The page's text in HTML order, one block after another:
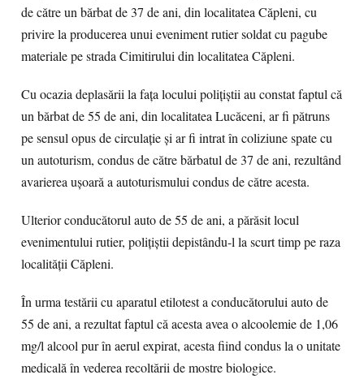
de către un bărbat de 37 de ani, din localitatea Căpleni, cu
privire la producerea unui eveniment rutier soldat cu pagube
materiale pe strada Cimitirului din localitatea Căpleni.
Cu ocazia deplasării la fața locului polițiștii au constat faptul că
un bărbat de 55 de ani, din localitatea Lucăceni, ar fi pătruns
pe sensul opus de circulație și ar fi intrat în coliziune spate cu
un autoturism, condus de către bărbatul de 37 de ani, rezultând
avarierea ușoară a autoturismului condus de către acesta.
Ulterior conducătorul auto de 55 de ani, a părăsit locul
evenimentului rutier, polițiștii depistându-l la scurt timp pe raza
localității Căpleni.
În urma testării cu aparatul etilotest a conducătorului auto de
55 de ani, a rezultat faptul că acesta avea o alcoolemie de 1,06
mg/l alcool pur în aerul expirat, acesta fiind condus la o unitate
medicală în vederea recoltării de mostre biologice.